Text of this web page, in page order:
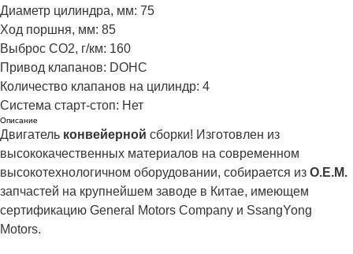
Диаметр цилиндра, мм: 75
Ход поршня, мм: 85
Выброс CO2, г/км: 160
Привод клапанов: DOHC
Количество клапанов на цилиндр: 4
Система старт-стоп: Нет
Описание
Двигатель конвейерной сборки! Изготовлен из
высококачественных материалов на современном
высокотехнологичном оборудовании, собирается из О.Е.М.
запчастей на крупнейшем заводе в Китае, имеющем
сертификацию General Motors Company и SsangYong
Motors.